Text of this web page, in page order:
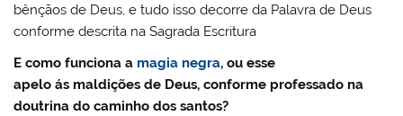
bênçãos de Deus, e tudo isso decorre da Palavra de Deus
conforme descrita na Sagrada Escritura
E como funciona a magia negra, ou esse
apelo ás maldições de Deus, conforme professado na
doutrina do caminho dos santos?